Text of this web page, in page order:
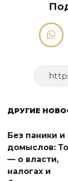
ДРУГИЕ
Без паники и
домыслов:
— о власти,
налогах и